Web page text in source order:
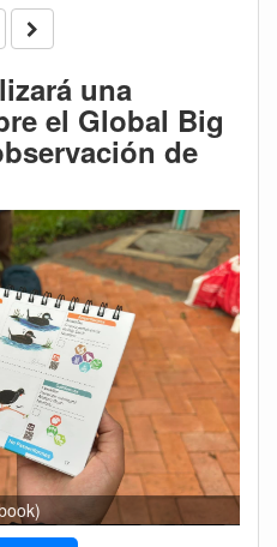
una
el Global Big
de